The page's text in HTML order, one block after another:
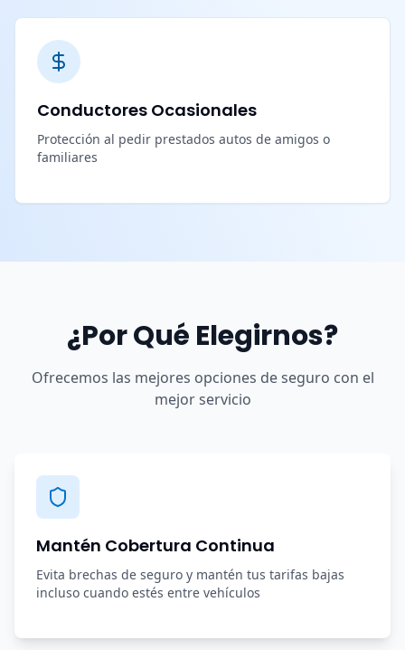
Conductores Ocasionales
Protección al pedir prestados autos de amigos o
familiares
¿Por Qué Elegirnos?
Ofrecemos las mejores opciones de seguro con el
mejor servicio
Mantén Cobertura Continua
Evita brechas de seguro y mantén tus tarifas bajas
incluso cuando estés entre vehículos